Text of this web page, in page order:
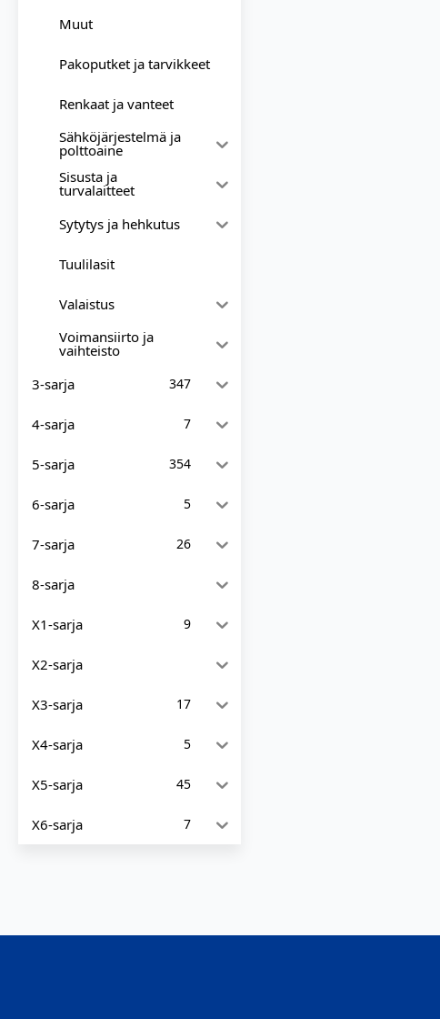
Muut
Pakoputket ja tarvikkeet
Renkaat ja vanteet
Sähköjärjestelmä ja
polttoaine
Sisusta ja
turvalaitteet
Sytytys ja hehkutus
Tuulilasit
Valaistus
Voimansiirto ja
vaihteisto
3-sarja
347
4-sarja 7
5-sarja 354
6-sarja 5
7-sarja 26
8-sarja
X1-sarja 9
X2-sarja
X3-sarja 17
X4-sarja 5
X5-sarja 45
X6-sarja 7